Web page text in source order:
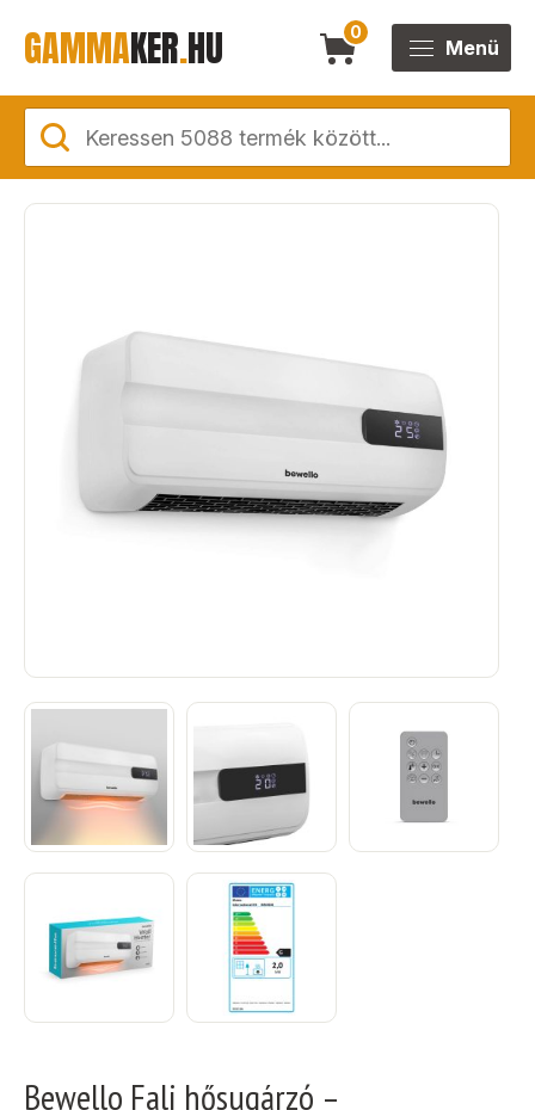
GAMMAKER.HU 0
Menü
Bewello Fali hősugárzó –